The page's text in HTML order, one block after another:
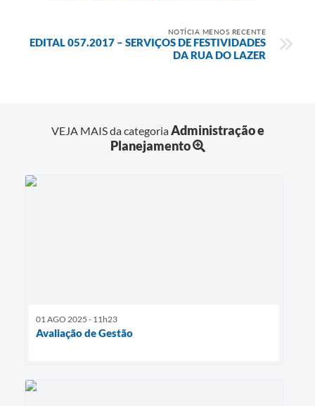
NOTÍCIA MENOS RECENTE
EDITAL 057.2017 – SERVIÇOS DE FESTIVIDADES
DA RUA DO LAZER
VEJA MAIS da categoriaAdministração e
Planejamento
01 AGO 2025 - 11h23
Avaliação de Gestão